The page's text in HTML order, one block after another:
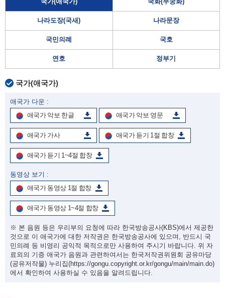
나라도장(국새) 나라문장
국민의례 국호
연호 정부기
국가(애국가)
애국가 다운 :
애국가 악보 한글
애국가 악보 영문
애국가 가사 애국가 듣기 1절 합창
애국가 듣기 1~4절 합창
동영상 보기 :
애국가 동영상 1절 합창
애국가 동영상 1~4절 합창
※ 본 음원 등은 우리부의 요청에 따라 한국방송공사(KBS)에서 제공한
것으로 이 애국가에 대한 저작권은 한국방송공사에 있으며, 반드시 국
민의례 등 비영리 공익적 목적으로만 사용하여 주시기 바랍니다. 위 자
료외의 기증 애국가 음원과 관련하여서는 한국저작권위원회 공유마당
(공유저작물) 누리집(https://gongu.copyright.or.kr/gongu/main/main.do)
에서 확인하여 사용하실 수 있음을 알려드립니다.